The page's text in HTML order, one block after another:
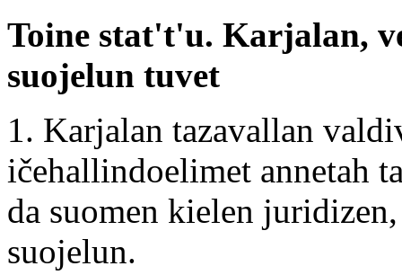
Toine stat't'u. Karjalan,
suojelun tuvet
1. Karjalan tazavallan
ičehallindoelimet annetah
da suomen kielen
suojelun.